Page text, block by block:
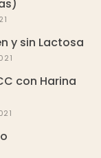
y sin Lactosa
con Harina